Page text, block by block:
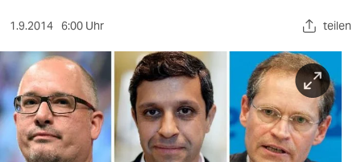
sport
berlin
nord
1.9.2014 6:00 Uhr teilen